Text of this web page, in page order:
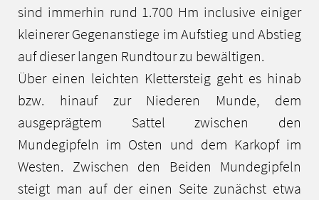
sind immerhin rund 1.700 Hm inclusive einiger
kleinerer Gegenanstiege im Aufstieg und Abstieg
auf dieser langen Rundtour zu bewältigen.
Über einen leichten Klettersteig geht es hinab
bzw. hinauf zur Niederen Munde, dem
ausgeprägtem Sattel zwischen den
Mundegipfeln im Osten und dem Karkopf im
Westen. Zwischen den Beiden Mundegipfeln
steigt man auf der einen Seite zunächst etwa